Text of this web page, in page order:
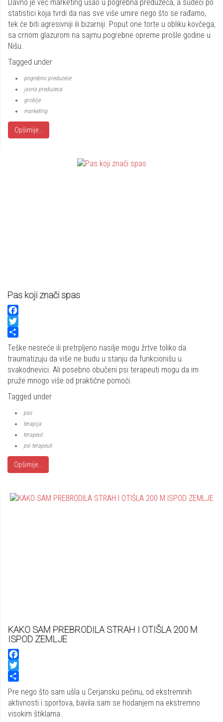
Davno je već marketing ušao u pogrebna preduzeća, a sudeći po
statistici koja tvrdi da nas sve više umire nego što se rađamo,
tek će biti agresivniji ili bizarniji. Poput one torte u obliku kovčega,
sa crnom glazurom na sajmu pogrebne opreme prošle godine u
Nišu.
Tagged under
pogrebno preduzece
javna preduzeca
groblje
marketing
Opširnije...
Pas koji znači spas
Facebook
Twitter
Share
Teške nesreće ili pretrpljeno nasilje mogu žrtve toliko da
traumatizuju da više ne budu u stanju da funkcionišu u
svakodnevici. Ali posebno obučeni psi terapeuti mogu da im
pruže mnogo više od praktične pomoći.
Tagged under
pas
terapija
terapeut
psi terapeuti
Opširnije...
KAKO SAM PREBRODILA STRAH I OTIŠLA 200 M
ISPOD ZEMLJE
Facebook
Twitter
Share
Pre nego što sam ušla u Cerjansku pećinu, od ekstremnih
aktivnosti i sportova, bavila sam se hodanjem na ekstremno
visokim štiklama.